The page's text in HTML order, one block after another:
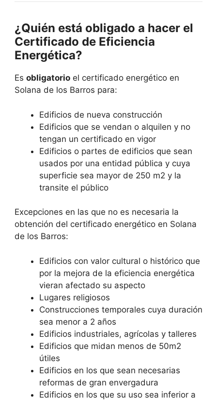
¿Quién está obligado a hacer el
Certificado de Eficiencia
Energética?
Es obligatorio el certificado energético en
Solana de los Barros para:
Edificios de nueva construcción
Edificios que se vendan o alquilen y no
tengan un certificado en vigor
Edificios o partes de edificios que sean
usados por una entidad pública y cuya
superficie sea mayor de 250 m2 y la
transite el público
Excepciones en las que no es necesaria la
obtención del certificado energético en Solana
de los Barros:
Edificios con valor cultural o histórico que
por la mejora de la eficiencia energética
vieran afectado su aspecto
Lugares religiosos
Construcciones temporales cuya duración
sea menor a 2 años
Edificios industriales, agrícolas y talleres
Edificios que midan menos de 50m2
útiles
Edificios en los que sean necesarias
reformas de gran envergadura
Edificios en los que su uso sea inferior a